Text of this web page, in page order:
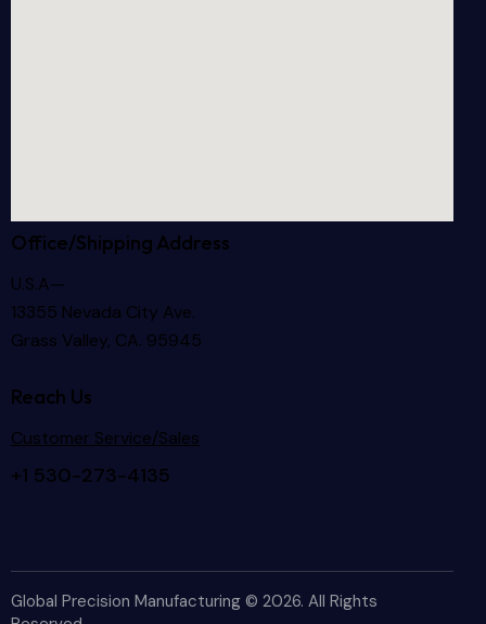
Office/Shipping Address
U.S.A—
13355 Nevada City Ave.
Grass Valley, CA. 95945
Reach Us
Customer Service/Sales
+1 530-273-4135
Global Precision Manufacturing © 2026. All Rights